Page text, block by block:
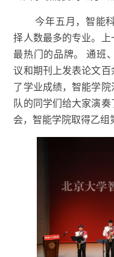
今年五月，智能
择人数最多的专业。
最热门的品牌。
通班
议和期刊上发表论文
了学业成绩，智能学
队的同学们给大家演
会，智能学院取得乙组